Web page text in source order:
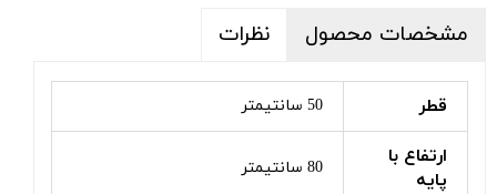
مشخصات محصول نظرات
قطر 50 سانتیمتر
ارتفاع با
پایه
80 سانتیمتر